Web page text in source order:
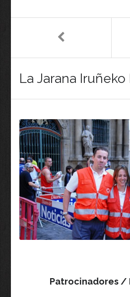
La Jarana Iruñeko